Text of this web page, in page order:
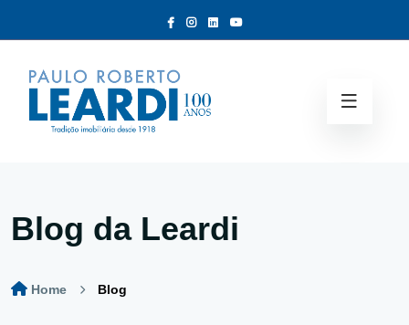
Blog da Leardi
Home Blog